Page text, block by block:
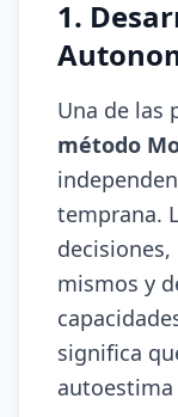
1.
Una de las
método
temprana.
mismos y
significa